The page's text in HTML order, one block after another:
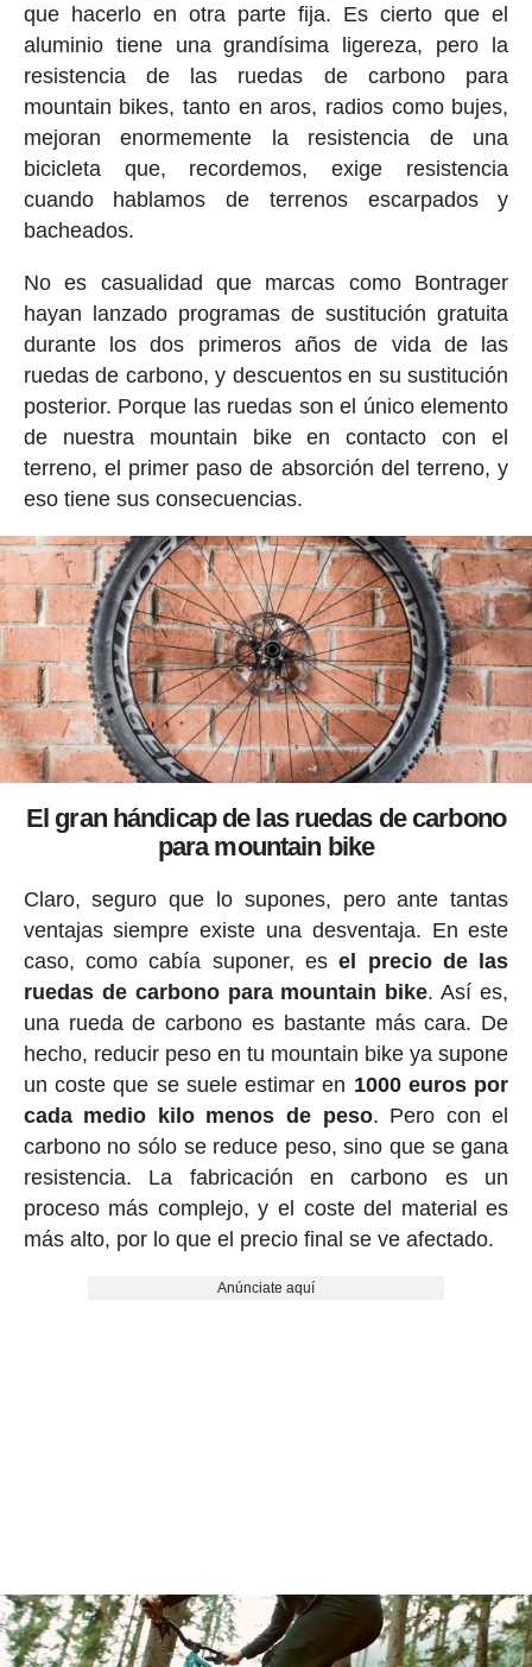
que hacerlo en otra parte fija. Es cierto que el
aluminio tiene una grandísima ligereza, pero la
resistencia de las ruedas de carbono para
mountain bikes, tanto en aros, radios como bujes,
mejoran enormemente la resistencia de una
bicicleta que, recordemos, exige resistencia
cuando hablamos de terrenos escarpados y
bacheados.
No es casualidad que marcas como Bontrager
hayan lanzado programas de sustitución gratuita
durante los dos primeros años de vida de las
ruedas de carbono, y descuentos en su sustitución
posterior. Porque las ruedas son el único elemento
de nuestra mountain bike en contacto con el
terreno, el primer paso de absorción del terreno, y
eso tiene sus consecuencias.
El gran hándicap de las ruedas de carbono
para mountain bike
Claro, seguro que lo supones, pero ante tantas
ventajas siempre existe una desventaja. En este
caso, como cabía suponer, esel precio de las
ruedas de carbono para mountain bike. Así es,
una rueda de carbono es bastante más cara. De
hecho, reducir peso en tu mountain bike ya supone
un coste que se suele estimar en 1000 euros por
cada medio kilo menos de peso. Pero con el
carbono no sólo se reduce peso, sino que se gana
resistencia. La fabricación en carbono es un
proceso más complejo, y el coste del material es
más alto, por lo que el precio final se ve afectado.
Anúnciate aquí